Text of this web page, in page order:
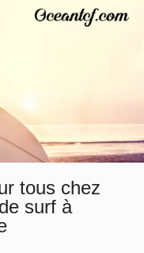
tous chez
surf à